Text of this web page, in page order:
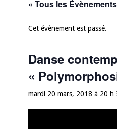
« Tous les Évènements
Cet évènement est passé.
Danse
«
mardi 20 mars, 2018 à 20 h